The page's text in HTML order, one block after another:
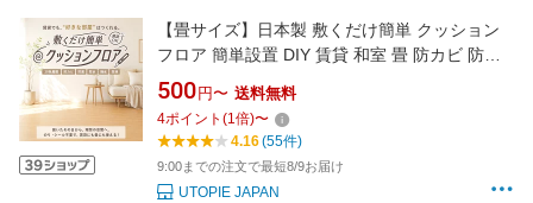
【畳サイズ】日本製 敷くだけ簡単 クッション
フロア 簡単設置 DIY 賃貸 和室 畳 防カビ 防菌
防水 撥水 防滑 敷くだけ簡単 フローリングマッ
ト フロアマット 国産 子供 衝撃吸収 プレイマッ
ト 防音 木目 大理石調 マット 6畳 8畳 10畳 12
畳 15畳 18畳 20畳 住宅用
500 円〜 送料無料
4ポイント (1倍)〜
4.16(55件)
9:00までの注文で最短8/9お届け
UTOPIE JAPAN